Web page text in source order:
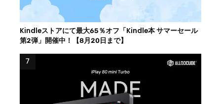
Kindleストアにて最大65％オフ「Kindle本 サマーセール
第2弾」開催中！【8月20日まで】